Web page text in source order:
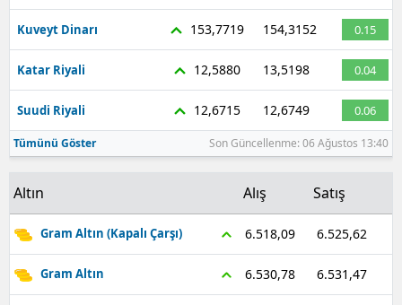
Kuveyt Dinarı 153,7719 154,3152 0.15
Katar Riyali 12,5880 13,5198 0.04
Suudi Riyali 12,6715 12,6749 0.06
Tümünü Göster Son Güncellenme: 06 Ağustos 13:40
Altın Alış Satış
Gram Altın (Kapalı Çarşı) 6.518,09 6.525,62
Gram Altın 6.530,78 6.531,47